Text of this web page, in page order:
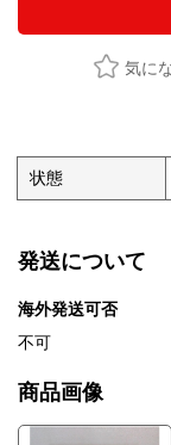
気に
状態
発送について
海外発送可否
不可
商品画像